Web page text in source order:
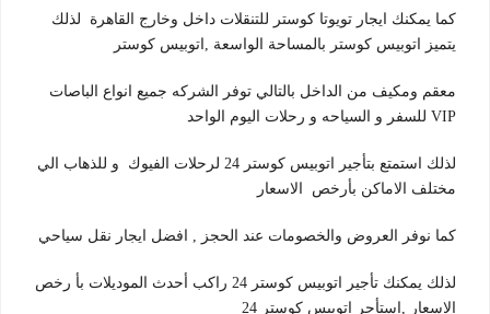
كما يمكنك ايجار تويوتا كوستر للتنقلات داخل وخارج القاهرة لذلك
يتميز اتوبيس كوستر بالمساحة الواسعة ,اتوبيس كوستر
معقم ومكيف من الداخل بالتالي توفر الشركه جميع انواع الباصات
VIP للسفر و السياحه و رحلات اليوم الواحد
لذلك استمتع بتأجير اتوبيس كوستر 24 لرحلات الفيوك و للذهاب الي
مختلف الاماكن بأرخص الاسعار
كما نوفر العروض والخصومات عند الحجز , افضل ايجار نقل سياحي
لذلك يمكنك تأجير اتوبيس كوستر 24 راكب أحدث الموديلات بأ رخص
الاسعار ,استأجر اتوبيس كوستر 24